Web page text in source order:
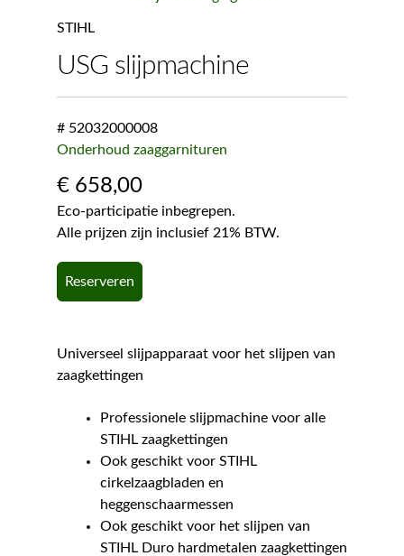
STIHL
USG slijpmachine
# 52032000008
Onderhoud zaaggarnituren
€658,00
Eco-participatie inbegrepen.
Alle prijzen zijn inclusief 21% BTW.
Reserveren
Universeel slijpapparaat voor het slijpen van
zaagkettingen
Professionele slijpmachine voor alle
STIHL zaagkettingen
Ook geschikt voor STIHL
cirkelzaagbladen en
heggenschaarmessen
Ook geschikt voor het slijpen van
STIHL Duro hardmetalen zaagkettingen